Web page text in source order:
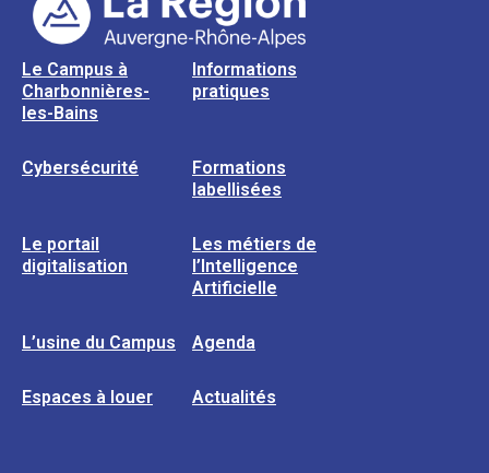
Le Campus à
Charbonnières-
les-Bains
Informations
pratiques
Cybersécurité
Formations
labellisées
Le portail
digitalisation
Les métiers de
l’Intelligence
Artificielle
L’usine du Campus Agenda
Espaces à louer Actualités